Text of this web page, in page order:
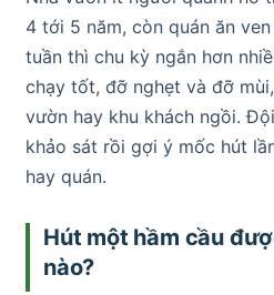
4 tới 5 năm, còn quán ăn
tuần thì chu kỳ ngắn hơn
chạy tốt, đỡ nghẹt và đỡ
vườn hay khu khách ngồi.
khảo sát rồi gợi ý mốc hút
hay quán.
Hút một hầm cầu
nào?